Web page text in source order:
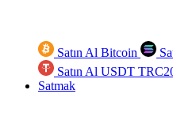
Satın Al Bitcoin
Satın Al USDT
Satmak